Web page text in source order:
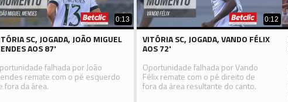
0:13
SC, JOGADA, JOÃO MIGUEL
AOS 87'
falhada por João
remate com o pé esquerdo
fora da área.
0:12
VITÓRIA SC, JOGADA, VANDO FÉLIX
AOS 72'
Oportunidade falhada por Vando
Félix remate com o pé direito de
fora da área resultante do canto.